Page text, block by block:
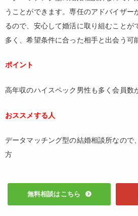
うことができます。専任のアドバイザー
るので、安心して婚活に取り組むことが
多く、希望条件に合った相手と出会う可
ポイント
高年収のハイスペック男性も多く会員数
おススメする人
データマッチング型の結婚相談所なので
方
無料相談はこちら